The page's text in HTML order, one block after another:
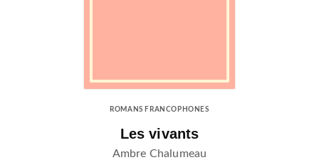
ROMANS FRANCOPHONES
Les vivants
Ambre Chalumeau